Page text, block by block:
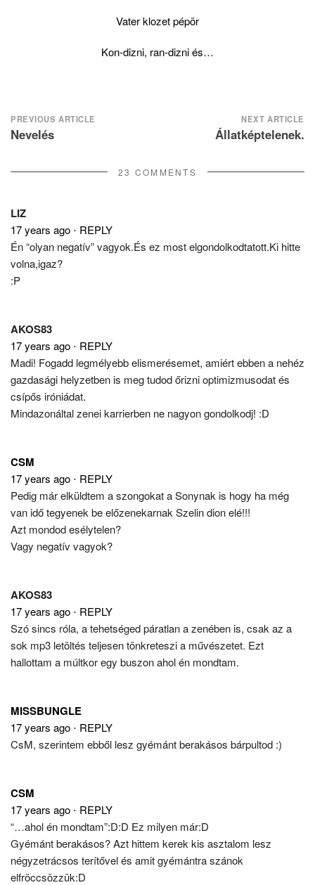
Vater klozet pépör
Kon-dizni, ran-dizni és…
Post
navigation
PREVIOUS ARTICLE
Nevelés
NEXT ARTICLE
Állatképtelenek.
23 COMMENTS
LIZ
17 years ago ⋅ REPLY
Én “olyan negatív” vagyok.És ez most elgondolkodtatott.Ki hitte
volna,igaz?
:P
AKOS83
17 years ago ⋅ REPLY
Madi! Fogadd legmélyebb elismerésemet, amiért ebben a nehéz
gazdasági helyzetben is meg tudod őrizni optimizmusodat és
csípős iróniádat.
Mindazonáltal zenei karrierben ne nagyon gondolkodj! :D
CSM
17 years ago ⋅ REPLY
Pedig már elküldtem a szongokat a Sonynak is hogy ha még
van idő tegyenek be előzenekarnak Szelin dion elé!!!
Azt mondod esélytelen?
Vagy negatív vagyok?
AKOS83
17 years ago ⋅ REPLY
Szó sincs róla, a tehetséged páratlan a zenében is, csak az a
sok mp3 letöltés teljesen tönkreteszi a művészetet. Ezt
hallottam a múltkor egy buszon ahol én mondtam.
MISSBUNGLE
17 years ago ⋅ REPLY
CsM, szerintem ebből lesz gyémánt berakásos bárpultod :)
CSM
17 years ago ⋅ REPLY
“…ahol én mondtam”:D:D Ez milyen már:D
Gyémánt berakásos? Azt hittem kerek kis asztalom lesz
négyzetrácsos terítővel és amit gyémántra szánok
elfröccsözzük:D